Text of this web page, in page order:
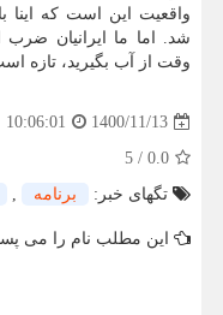
واقعیت این است که اینا
شد. اما ما ایرانیان ضرب
وقت از آب بگیرید، تازه
1400/11/13
10:06:01
0.0
/
5
تگهای خبر:
برنامه ,
این مطلب نام را می